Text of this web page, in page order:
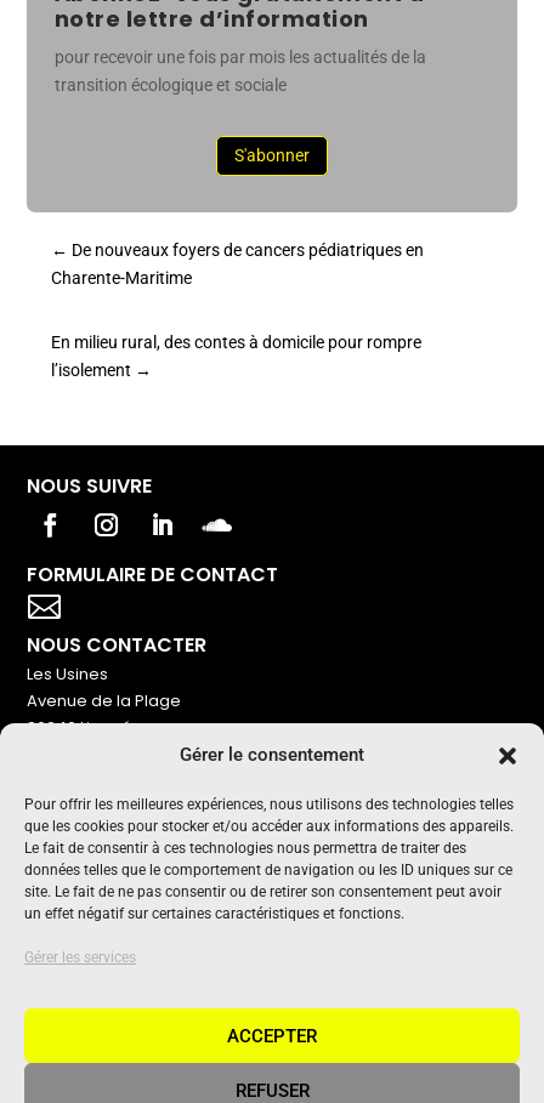
Gérer le consentement
Pour offrir les meilleures expériences, nous utilisons des technologies telles
que les cookies pour stocker et/ou accéder aux informations des appareils.
Le fait de consentir à ces technologies nous permettra de traiter des
données telles que le comportement de navigation ou les ID uniques sur ce
site. Le fait de ne pas consentir ou de retirer son consentement peut avoir
un effet négatif sur certaines caractéristiques et fonctions.
Gérer les services
ACCEPTER
REFUSER
notre lettre d’information
pour recevoir une fois par mois les actualités de la
transition écologique et sociale
S'abonner
← De nouveaux foyers de cancers pédiatriques en
Charente-Maritime
En milieu rural, des contes à domicile pour rompre
l’isolement →
NOUS SUIVRE
FORMULAIRE DE CONTACT

NOUS CONTACTER
Les Usines
Avenue de la Plage
86240 Ligugé
NOUS SOUTENIR
Pour maintenir un média indépendant, gratuit et sans
publicité
Oui !